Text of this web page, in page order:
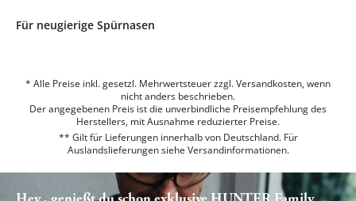
Für neugierige Spürnasen
* Alle Preise inkl. gesetzl. Mehrwertsteuer zzgl. Versandkosten, wenn
nicht anders beschrieben.
Der angegebenen Preis ist die unverbindliche Preisempfehlung des
Herstellers, mit Ausnahme reduzierter Preise.
** Gilt für Lieferungen innerhalb von Deutschland. Für
Auslandslieferungen siehe Versandinformationen.